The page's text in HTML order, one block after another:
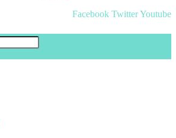
Facebook TwitterYoutube